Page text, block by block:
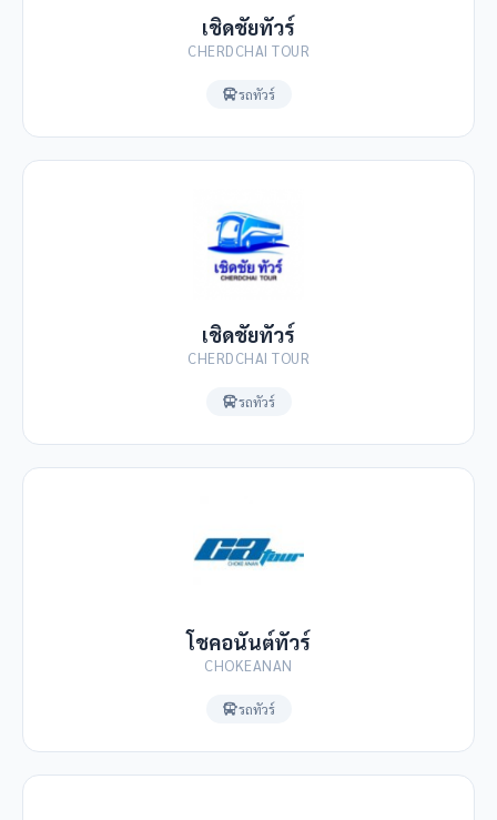
เชิดชัยทัวร์
CHERDCHAI TOUR
รถทัวร์
เชิดชัยทัวร์
CHERDCHAI TOUR
รถทัวร์
โชคอนันต์ทัวร์
CHOKEANAN
รถทัวร์